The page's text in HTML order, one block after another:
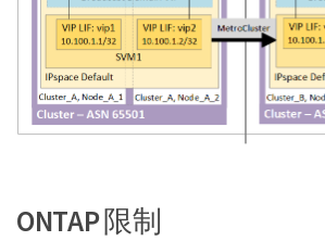
ONTAP 限制